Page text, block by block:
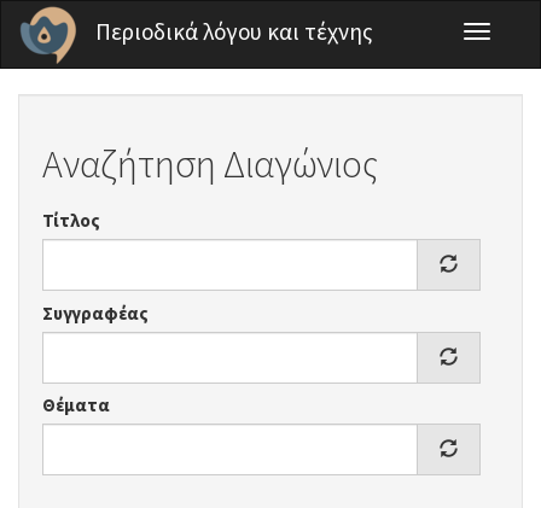
Παράκαμψη προς το κυρίως περιεχόμενο
Περιοδικά λόγου και τέχνης
Toggle
Αναζήτηση Διαγώνιος
Τίτλος
Συγγραφέας
Θέματα